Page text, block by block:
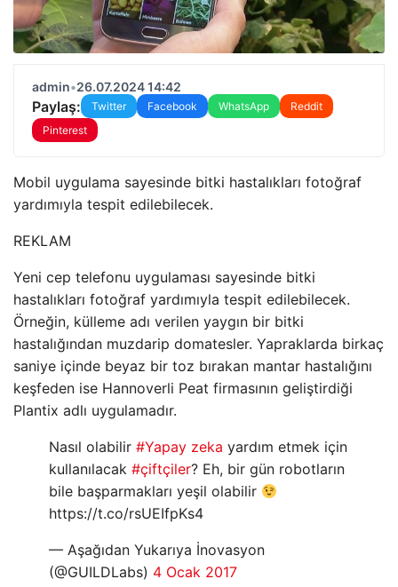
admin•26.07.2024 14:42
Paylaş: Twitter Facebook WhatsApp
Reddit
Pinterest
Mobil uygulama sayesinde bitki hastalıkları fotoğraf
yardımıyla tespit edilebilecek.
REKLAM
Yeni cep telefonu uygulaması sayesinde bitki
hastalıkları fotoğraf yardımıyla tespit edilebilecek.
Örneğin, külleme adı verilen yaygın bir bitki
hastalığından muzdarip domatesler. Yapraklarda birkaç
saniye içinde beyaz bir toz bırakan mantar hastalığını
keşfeden ise Hannoverli Peat firmasının geliştirdiği
Plantix adlı uygulamadır.
Nasıl olabilir #Yapay zeka yardım etmek için
kullanılacak #çiftçiler? Eh, bir gün robotların
bile başparmakları yeşil olabilir
https://t.co/rsUEIfpKs4
— Aşağıdan Yukarıya İnovasyon
(@GUILDLabs) 4 Ocak 2017